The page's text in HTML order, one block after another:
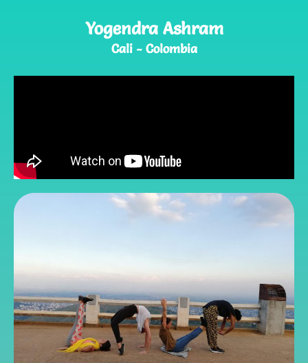
Yogendra Ashram
Cali - Colombia